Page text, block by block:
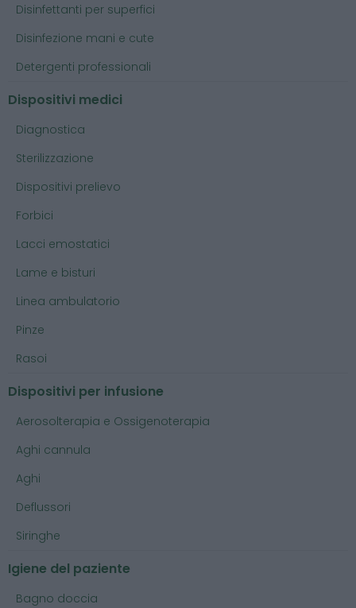
Disinfettanti per superfici
Disinfezione mani e cute
Detergenti professionali
Dispositivi medici
Diagnostica
Sterilizzazione
Dispositivi prelievo
Forbici
Lacci emostatici
Lame e bisturi
Linea ambulatorio
Pinze
Rasoi
Dispositivi per infusione
Aerosolterapia e Ossigenoterapia
Aghi cannula
Aghi
Deflussori
Siringhe
Igiene del paziente
Bagno doccia